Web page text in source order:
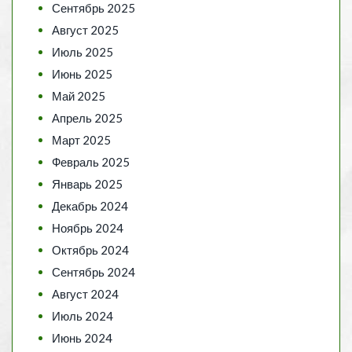
Сентябрь 2025
Август 2025
Июль 2025
Июнь 2025
Май 2025
Апрель 2025
Март 2025
Февраль 2025
Январь 2025
Декабрь 2024
Ноябрь 2024
Октябрь 2024
Сентябрь 2024
Август 2024
Июль 2024
Июнь 2024